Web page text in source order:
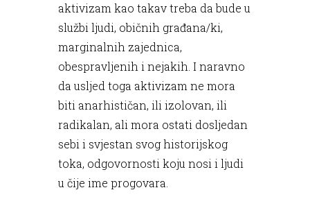
aktivizam kao takav treba da bude u
službi ljudi, običnih građana/ki,
marginalnih zajednica,
obespravljenih i nejakih. I naravno
da usljed toga aktivizam ne mora
biti anarhističan, ili izolovan, ili
radikalan, ali mora ostati dosljedan
sebi i svjestan svog historijskog
toka, odgovornosti koju nosi i ljudi
u čije ime progovara.